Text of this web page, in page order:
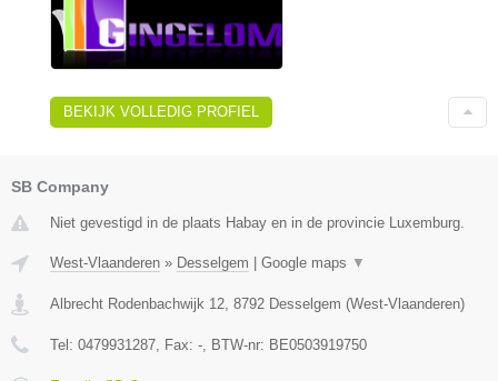
BEKIJK VOLLEDIG PROFIEL
SB Company
Niet gevestigd in de plaats Habay en in de provincie Luxemburg.
West-Vlaanderen » Desselgem | Google maps ▼
Albrecht Rodenbachwijk 12 8792 Desselgem (West-Vlaanderen)
Tel: 0479931287 , Fax: - , BTW-nr: BE0503919750